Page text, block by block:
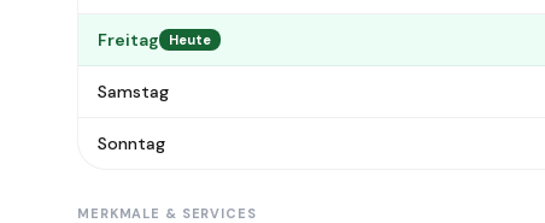
Freitag Heute
Samstag
Sonntag
MERKMALE & SERVICES